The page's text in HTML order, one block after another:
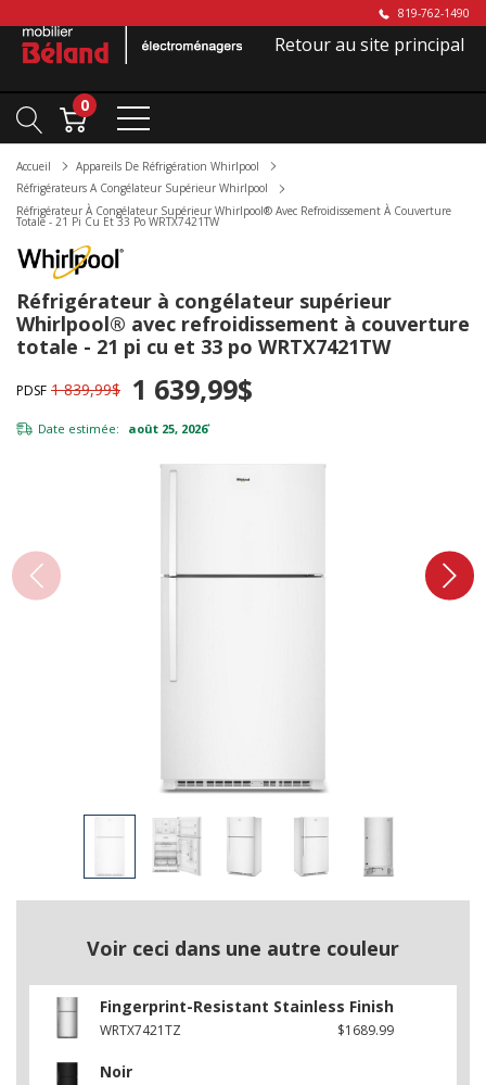
819-762-1490
Retour au site principal
0
Accueil
Appareils De Réfrigération Whirlpool
Réfrigérateurs A Congélateur Supérieur Whirlpool
Réfrigérateur À Congélateur Supérieur Whirlpool® Avec Refroidissement À Couverture
Totale - 21 Pi Cu Et 33 Po WRTX7421TW
Réfrigérateur à congélateur supérieur
Whirlpool® avec refroidissement à couverture
totale - 21 pi cu et 33 po WRTX7421TW
PDSF 1 839,99$ 1 639,99$
Date estimée: août 25, 2026*
Voir ceci dans une autre couleur
Fingerprint-Resistant Stainless Finish
WRTX7421TZ $1689.99
Noir